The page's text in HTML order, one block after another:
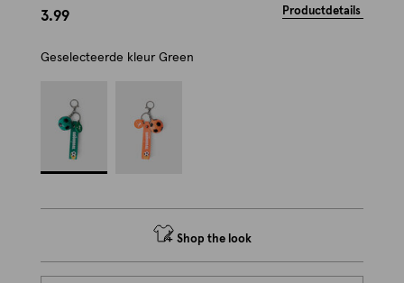
3.99 Productdetails
Geselecteerde kleur Green
Shop the look